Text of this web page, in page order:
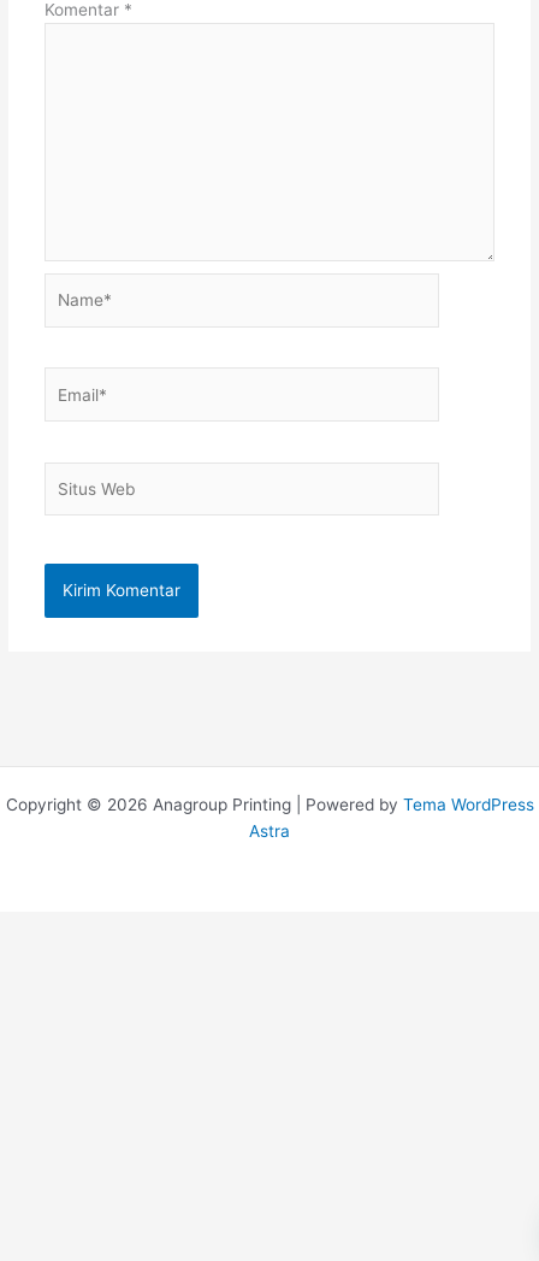
Komentar *
Web
Copyright © 2026 Anagroup Printing | Powered by Tema WordPress
Astra